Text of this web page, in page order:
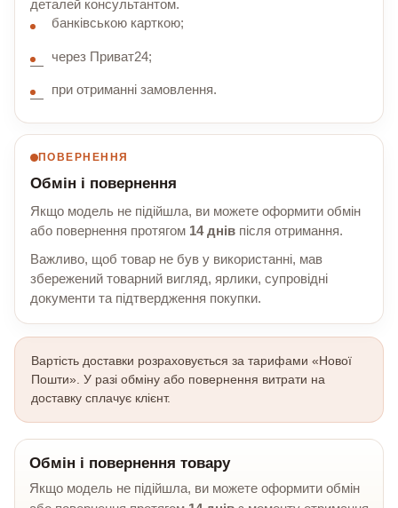
деталей консультантом.
банківською карткою;
через Приват24;
при отриманні замовлення.
ПОВЕРНЕННЯ
Обмін і повернення
Якщо модель не підійшла, ви можете оформити обмін
або повернення протягом 14 днів після отримання.
Важливо, щоб товар не був у використанні, мав
збережений товарний вигляд, ярлики, супровідні
документи та підтвердження покупки.
Вартість доставки розраховується за тарифами «Нової
Пошти». У разі обміну або повернення витрати на
доставку сплачує клієнт.
Обмін і повернення товару
Якщо модель не підійшла, ви можете оформити обмін